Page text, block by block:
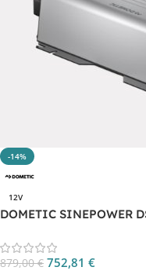
-14%
12V
DOMETIC SINEPOWER
879,00€ 752,81 €